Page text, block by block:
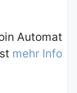
Automat
mehr Info